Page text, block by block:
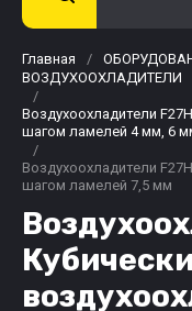
Главная /
ВОЗДУХООХЛАДИТЕЛИ
/
Воздухоохладители
шагом ламелей 4 мм, 6
/
Воздухоохладители
шагом ламелей 7,5 мм